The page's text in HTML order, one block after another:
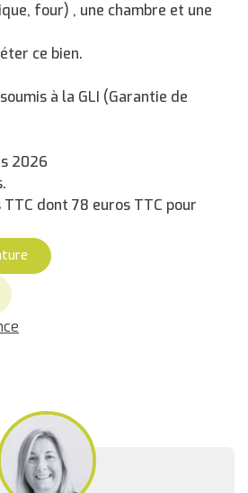
four) , une chambre et une
ce bien.
à la GLI (Garantie de
2026
dont 78 euros TTC pour